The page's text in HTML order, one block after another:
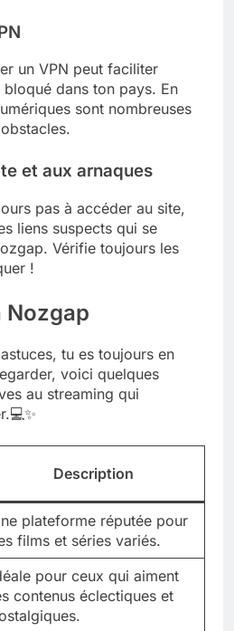
un VPN peut faciliter
bloqué dans ton pays. En
sont nombreuses
et aux arnaques
pas à accéder au site,
liens suspects qui se
Vérifie toujours les
!
Nozgap
tu es toujours en
voici quelques
au streaming qui
Description
plateforme réputée pour
films et séries variés.
pour ceux qui aiment
contenus éclectiques et